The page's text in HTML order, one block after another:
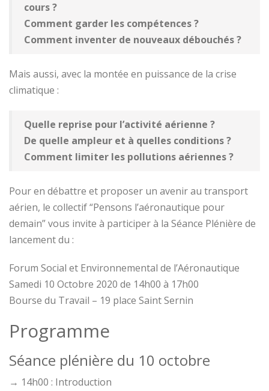
cours ?
Comment garder les compétences ?
Comment inventer de nouveaux débouchés ?
Mais aussi, avec la montée en puissance de la crise
climatique :
Quelle reprise pour l’activité aérienne ?
De quelle ampleur et à quelles conditions ?
Comment limiter les pollutions aériennes ?
Pour en débattre et proposer un avenir au transport
aérien, le collectif “Pensons l’aéronautique pour
demain” vous invite à participer à la Séance Plénière de
lancement du :
Forum Social et Environnemental de l’Aéronautique
Samedi 10 Octobre 2020 de 14h00 à 17h00
Bourse du Travail – 19 place Saint Sernin
Programme
Séance plénière du 10 octobre
→ 14h00 : Introduction